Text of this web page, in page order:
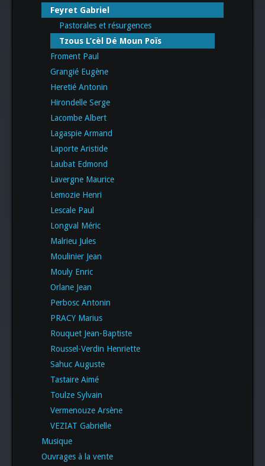
Feyret Gabriel
Pastorales et résurgences
Tzous L’cèl Dé Moun Poïs
Froment Paul
Grangié Eugène
Heretié Antonin
Hirondelle Serge
Lacombe Albert
Lagaspie Armand
Laporte Aristide
Laubat Edmond
Lavergne Maurice
Lemozie Henri
Lescale Paul
Longval Méric
Malrieu Jules
Moulinier Jean
Mouly Enric
Orlane Jean
Perbosc Antonin
PRACY Marius
Rouquet Jean-Baptiste
Roussel-Verdin Henriette
Sahuc Auguste
Tastaire Aimé
Toulze Sylvain
Vermenouze Arsène
VEZIAT Gabrielle
Musique
Ouvrages à la vente